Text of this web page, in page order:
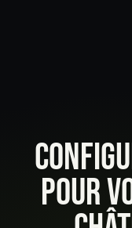
POUR